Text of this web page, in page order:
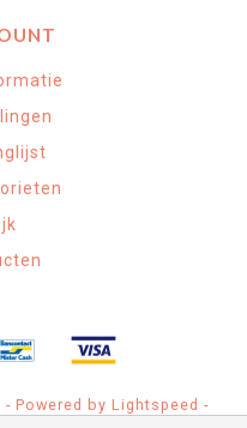
Powered by Lightspeed -